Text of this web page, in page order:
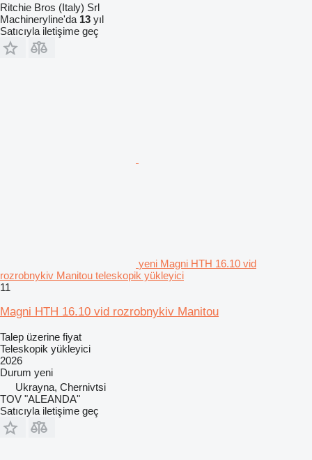
Ritchie Bros (Italy) Srl
Machineryline'da 13 yıl
Satıcıyla iletişime geç
yeni Magni HTH 16.10 vid
rozrobnykiv Manitou teleskopik yükleyici
11
Magni HTH 16.10 vid rozrobnykiv Manitou
Talep üzerine fiyat
Teleskopik yükleyici
2026
Durum yeni
Ukrayna, Chernivtsi
TOV "ALEANDA"
Satıcıyla iletişime geç